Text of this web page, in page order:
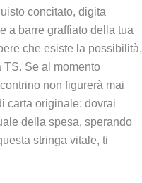
concitato, digita
a barre graffiato della tua
che esiste la possibilità,
TS. Se al momento
non figurerà mai
carta originale: dovrai
della spesa, sperando
stringa vitale, ti